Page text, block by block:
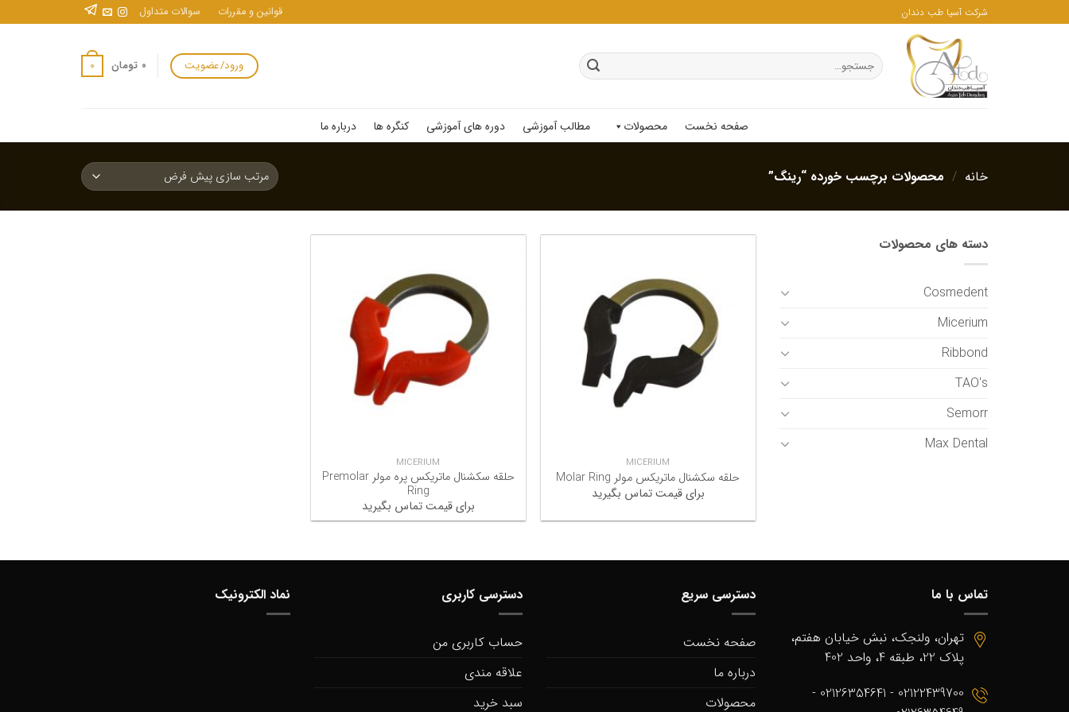
محتوا
شرکت آسیا طب دندان قوانین و مقررات سوالات متداول
جستجو
برای:
ورود/عضویت ۰ تومان 0
صفحه نخست محصولات مطالب آموزشی دوره های آموزشی کنگره ها درباره ما
خانه / محصولات برچسب خورده “رینگ”
دسته های محصولات
Cosmedent
Micerium
Ribbond
TAO's
Semorr
Max Dental
MICERIUM
حلقه سکشنال ماتریکس مولر Molar Ring
برای قیمت تماس بگیرید
MICERIUM
حلقه سکشنال ماتریکس پره مولر Premolar
Ring
برای قیمت تماس بگیرید
تماس با ما
تهران، ولنجک، نبش خیابان هفتم،
پلاک 22، طبقه 4، واحد 402
02122439700 - 02126354641 -
دسترسی سریع
صفحه نخست
درباره ما
محصولات
دسترسی کاربری
حساب کاربری من
علاقه مندی
سبد خرید
نماد الکترونیک